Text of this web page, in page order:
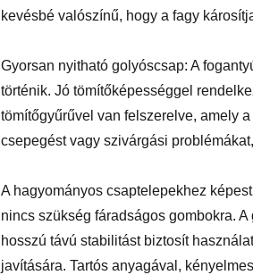
kevésbé valószínű, hogy a fagy
Gyorsan nyitható golyóscsap: A
történik. Jó tömítőképességgel
tömítőgyűrűvel van felszerelve, amely
csepegést vagy szivárgási
A hagyományos csaptelepekhez
nincs szükség fáradságos gombokra.
hosszú távú stabilitást biztosít
javítására. Tartós anyagával,